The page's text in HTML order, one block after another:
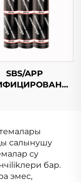
SBS/APP
салынушу
су
бар.
эмес,